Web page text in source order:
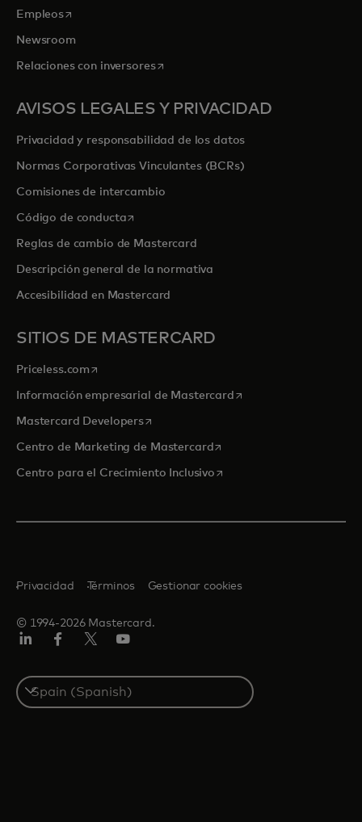
Empleosse abre en una pestaña nueva
Newsroom
Relaciones con inversoresse abre en una pestaña nueva
AVISOS LEGALES Y PRIVACIDAD
Privacidad y responsabilidad de los datos
Normas Corporativas Vinculantes (BCRs)
Comisiones de intercambio
Código de conductase abre en una pestaña nueva
Reglas de cambio de Mastercard
Descripción general de la normativa
Accesibilidad en Mastercard
SITIOS DE MASTERCARD
Priceless.com se abre en una pestaña nueva
Información empresarial de Mastercardse abre en una pestaña
Mastercard Developersse abre en una pestaña nueva
Centro de Marketing de Mastercardse abre en una pestaña
Centro para el Crecimiento Inclusivose abre en una pestaña
© 1994-2026 Mastercard.
Privacidad Términos Gestionar cookies
Select
a
country